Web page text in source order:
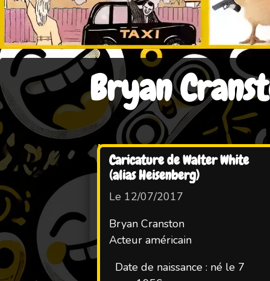
Bryan
Caricature de Walter White
(alias Heisenberg)
Le 12/07/2017
Bryan Cranston
Acteur américain
Date de naissance : né le 7